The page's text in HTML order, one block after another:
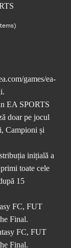
games/ea-
EA SPORTS
doar pe jocul
Campioni și
inițială a
toate cele
15
FC, FUT
Final.
FC, FUT
Final.